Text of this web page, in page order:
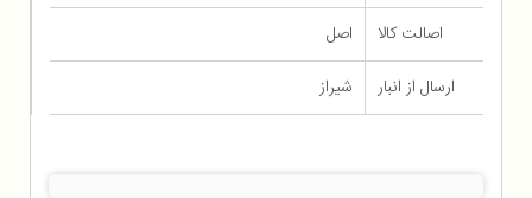
اصالت کالا
اصل
ارسال از انبار
شیراز